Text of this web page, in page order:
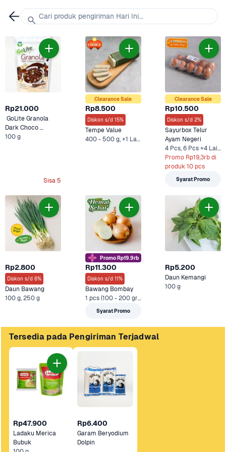
Rp21.000
GoLite Granola
Dark Choco
100 g
Sisa 5
Clearance Sale
Rp8.500
Diskon s/d 15%
Tempe Value
400 - 500 g, +1 Lainnya
Clearance Sale
Rp10.500
Diskon s/d 2%
Sayurbox Telur
Ayam Negeri
4 Pcs, 6 Pcs +4 Lainnya
Promo Rp19,3rb di
produk 10 pcs
Syarat Promo
Rp2.800
Diskon s/d 6%
Daun Bawang
100 g, 250 g
Promo Rp19.9rb
Rp11.300
Diskon s/d 11%
Bawang Bombay
1 pcs (100 - 200 gram), 500 g +3 Lainnya
Syarat Promo
Rp5.200
Daun Kemangi
100 g
Tersedia pada Pengiriman Terjadwal
Rp47.900
Ladaku Merica
Rp6.400
Garam Beryodium
Dolpin
Cari produk pengiriman Hari Ini...